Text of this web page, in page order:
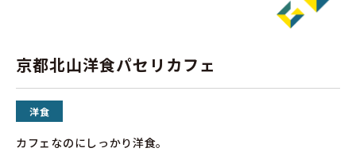
京都北山洋食パセリカフェ
洋食
カフェなのにしっかり洋食。